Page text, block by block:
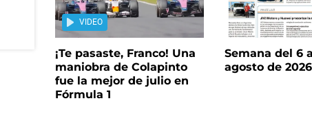
VIDEO
¡Te pasaste, Franco! Una
maniobra de Colapinto
fue la mejor de julio en
Fórmula 1
Semana del 6
agosto de 2026